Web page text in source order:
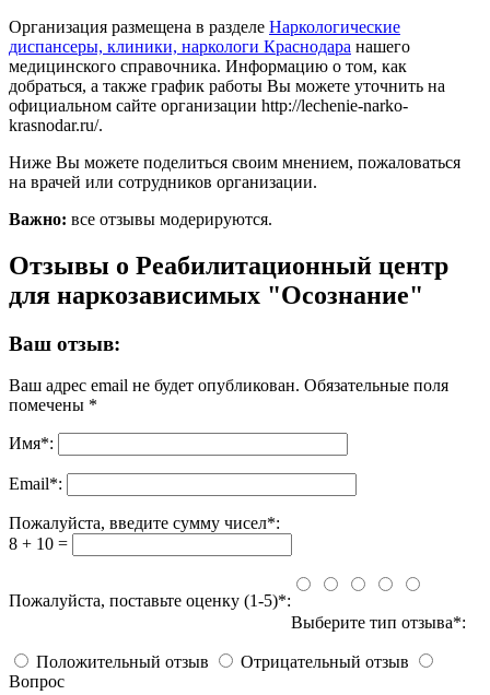
Организация размещена в разделе Наркологические
диспансеры, клиники, наркологи Краснодара нашего
медицинского справочника. Информацию о том, как
добраться, а также график работы Вы можете уточнить на
официальном сайте организации http://lechenie-narko-
krasnodar.ru/.
Ниже Вы можете поделиться своим мнением, пожаловаться
на врачей или сотрудников организации.
Важно: все отзывы модерируются.
Отзывы о Реабилитационный центр
для наркозависимых "Осознание"
Ваш отзыв:
Ваш адрес email не будет опубликован. Обязательные поля
помечены *
Имя*:
Email*:
Пожалуйста, введите сумму чисел*:
8 + 10 =
Пожалуйста, поставьте оценку (1-5)*:
Выберите тип отзыва*:
Положительный отзыв
Отрицательный отзыв
Вопрос